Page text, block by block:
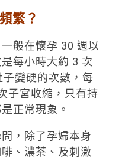
繁？
般在懷孕 30 週以
每小時大約 3 次
變硬的次數，每
子宮收縮，只有持
正常現象。
，除了孕婦本身
、濃茶、及刺激